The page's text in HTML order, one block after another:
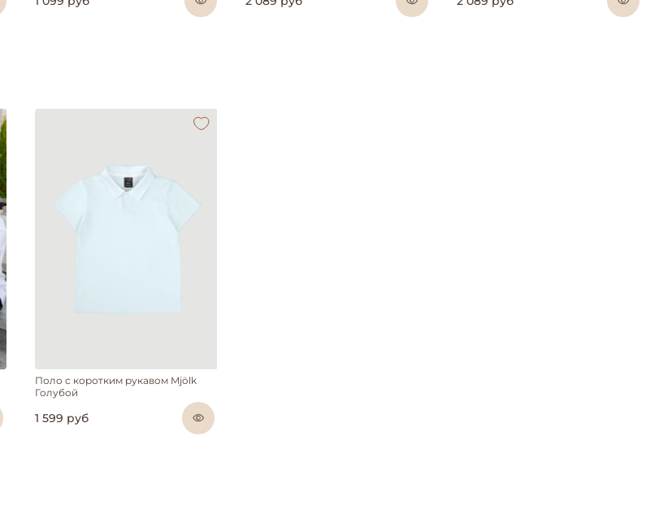
Поло с коротким рукавом Mjölk
Голубой
1 599 руб